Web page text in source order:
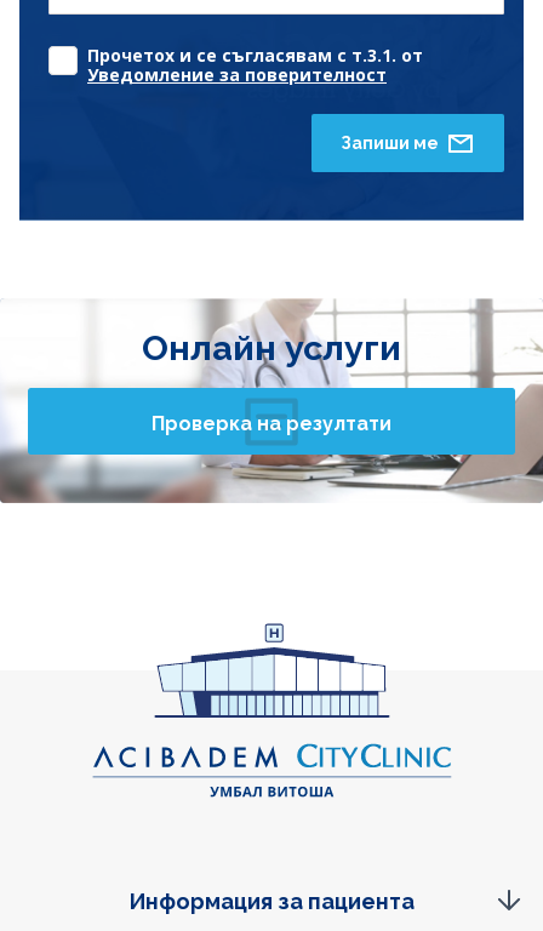
Прочетох и се съгласявам с т.3.1. от
Уведомление за поверителност
Запиши ме
Онлайн услуги
Проверка на резултати
Информация за пациента